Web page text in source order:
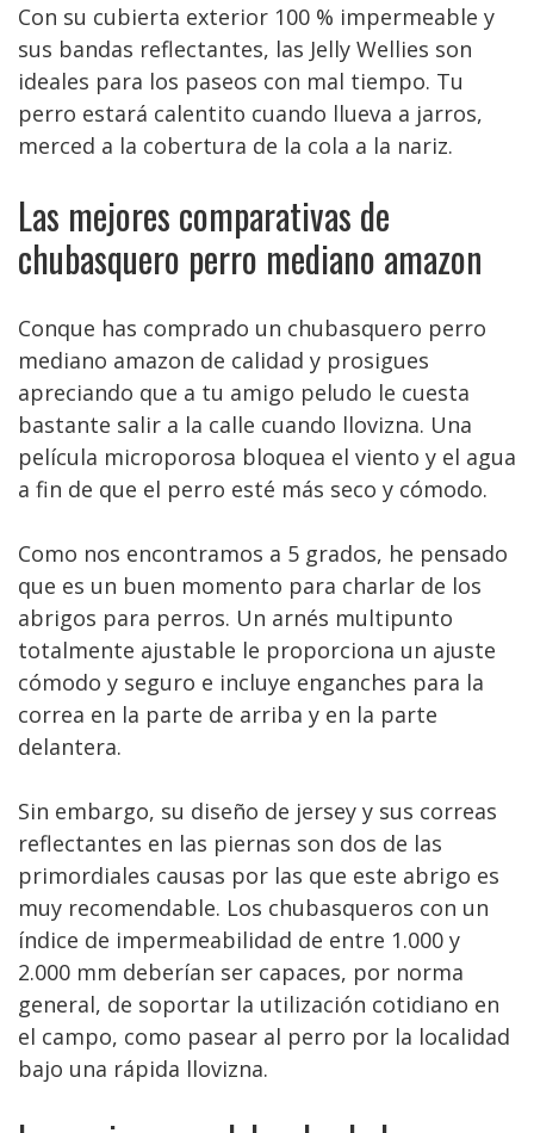
Con su cubierta exterior 100 % impermeable y
sus bandas reflectantes, las Jelly Wellies son
ideales para los paseos con mal tiempo. Tu
perro estará calentito cuando llueva a jarros,
merced a la cobertura de la cola a la nariz.
Las mejores comparativas de
chubasquero perro mediano amazon
Conque has comprado un chubasquero perro
mediano amazon de calidad y prosigues
apreciando que a tu amigo peludo le cuesta
bastante salir a la calle cuando llovizna. Una
película microporosa bloquea el viento y el agua
a fin de que el perro esté más seco y cómodo.
Como nos encontramos a 5 grados, he pensado
que es un buen momento para charlar de los
abrigos para perros. Un arnés multipunto
totalmente ajustable le proporciona un ajuste
cómodo y seguro e incluye enganches para la
correa en la parte de arriba y en la parte
delantera.
Sin embargo, su diseño de jersey y sus correas
reflectantes en las piernas son dos de las
primordiales causas por las que este abrigo es
muy recomendable. Los chubasqueros con un
índice de impermeabilidad de entre 1.000 y
2.000 mm deberían ser capaces, por norma
general, de soportar la utilización cotidiano en
el campo, como pasear al perro por la localidad
bajo una rápida llovizna.